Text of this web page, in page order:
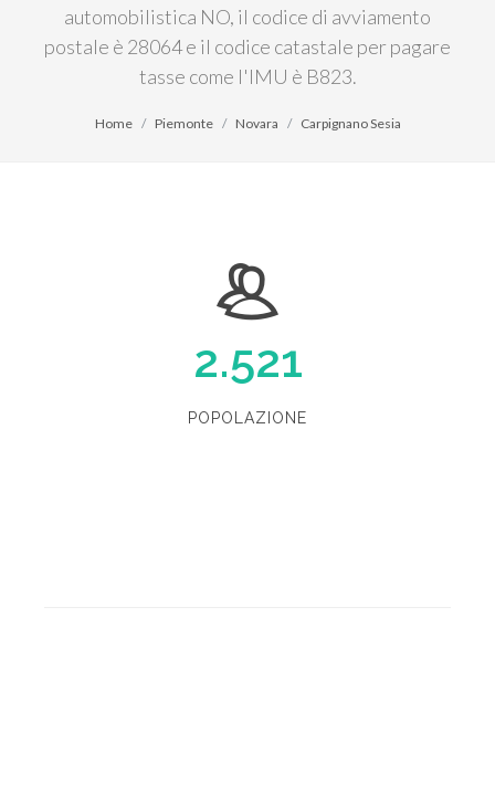
automobilistica NO, il codice di avviamento
postale è 28064 e il codice catastale per pagare
tasse come l'IMU è B823.
Home Piemonte Novara Carpignano Sesia
2.521
POPOLAZIONE